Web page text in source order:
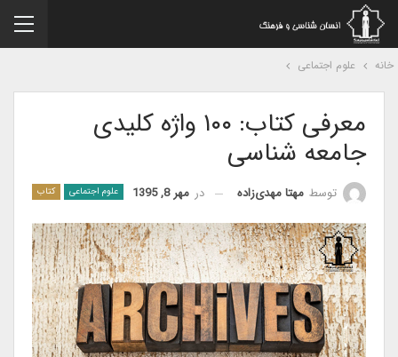
علوم اجتماعی
معرفی کتاب: ۱۰۰ واژه کلیدی
جامعه شناسی
علوم اجتماعی کتاب توسطمهتا مهدی‌زاده درمهر 8, 1395